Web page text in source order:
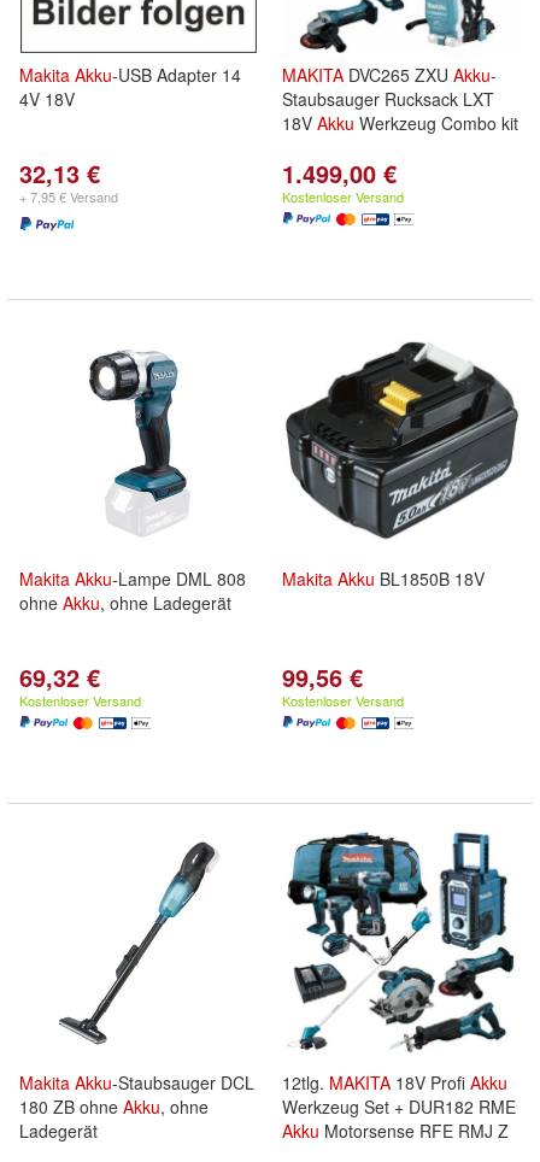
Makita Akku-USB Adapter 14
4V 18V
32,13 €
+ 7,95 € Versand
MAKITA DVC265 ZXU Akku-
Staubsauger Rucksack LXT
18V Akku Werkzeug Combo kit
1.499,00 €
Kostenloser Versand
Makita Akku-Lampe DML 808
ohne Akku, ohne Ladegerät
69,32 €
Kostenloser Versand
Makita Akku BL1850B 18V
99,56 €
Kostenloser Versand
Makita Akku-Staubsauger DCL
180 ZB ohne Akku, ohne
Ladegerät
12tlg. MAKITA 18V Profi Akku
Werkzeug Set + DUR182 RME
Akku Motorsense RFE RMJ Z